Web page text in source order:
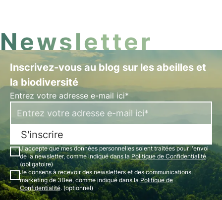
Newsletter
Inscrivez-vous au blog sur les abeilles et
la biodiversité
Entrez votre adresse e-mail ici*
S'inscrire
J'accepte que mes données personnelles soient traitées pour l'envoi
de la newsletter, comme indiqué dans la Politique de Confidentialité.
(obligatoire)
Je consens à recevoir des newsletters et des communications
marketing de 3Bee, comme indiqué dans la Politique de
Confidentialité. (optionnel)